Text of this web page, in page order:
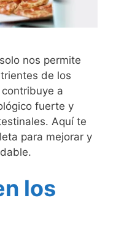
nos permite
de los
a
fuerte y
Aquí te
para mejorar y
los